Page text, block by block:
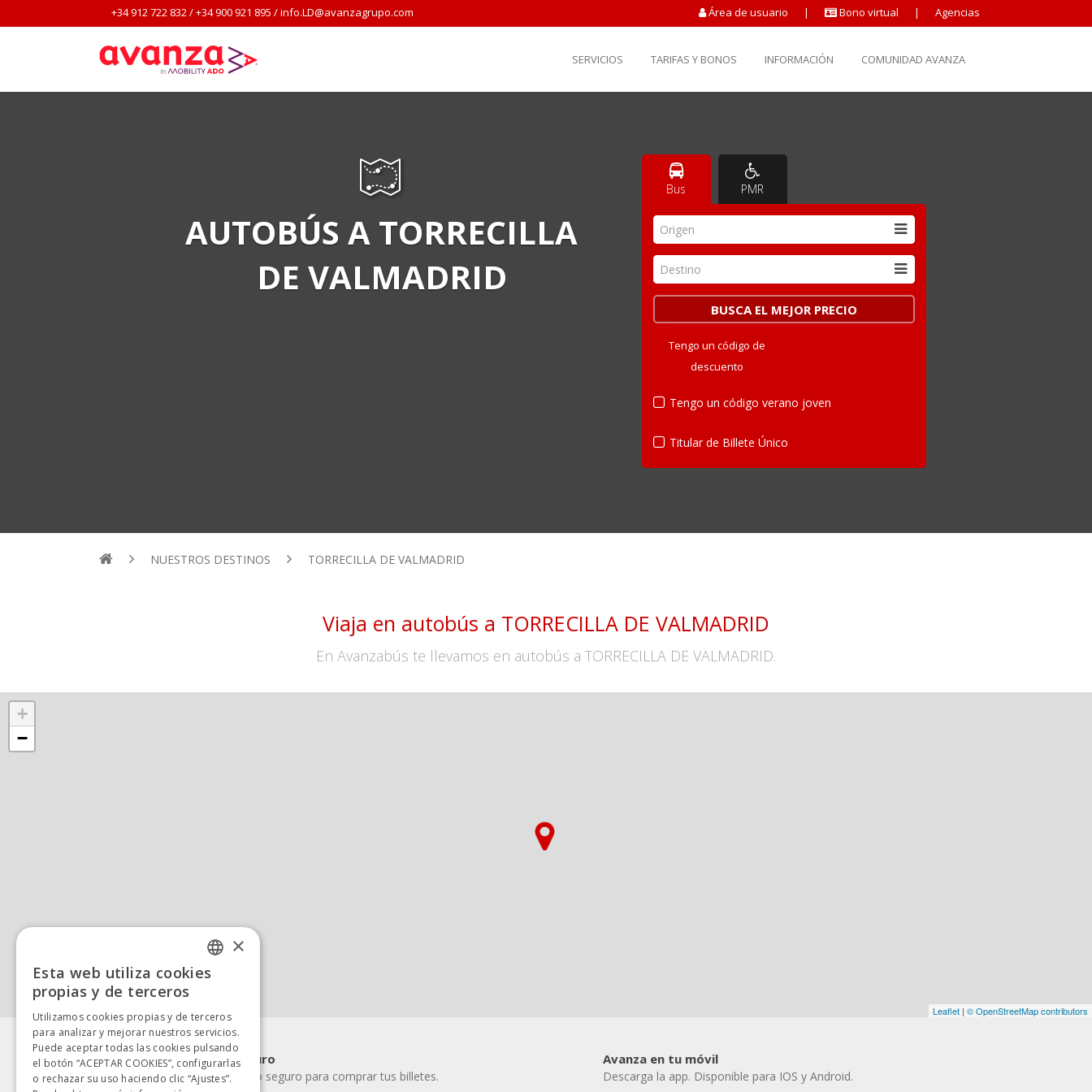
+34 912 722 832/+34 900 921 895 /info.LD@avanzagrupo.com Área de usuario | Bono virtual | Agencias
SERVICIOS TARIFAS Y BONOS INFORMACIÓN COMUNIDAD AVANZA
AUTOBÚS A TORRECILLA
DE VALMADRID
Bus PMR
Origen
Destino
Tengo un código de
descuento
Tengo un código verano joven
Titular de Billete Único
NUESTROS DESTINOS TORRECILLA DE VALMADRID
Viaja en autobús a TORRECILLA DE VALMADRID
En Avanzabús te llevamos en autobús a TORRECILLA DE VALMADRID.
+
−
Leaflet | © OpenStreetMap contributors
Pago rápido y seguro
Elige la forma de pago seguro para comprar tus billetes.
Avanza en tu móvil
Descarga la app. Disponible para IOS y Android.
SPANISH
×
Esta web utiliza cookies
propias y de terceros
Utilizamos cookies propias y de terceros
para analizar y mejorar nuestros servicios.
Puede aceptar todas las cookies pulsando
el botón “ACEPTAR COOKIES”, configurarlas
o rechazar su uso haciendo clic “Ajustes”.